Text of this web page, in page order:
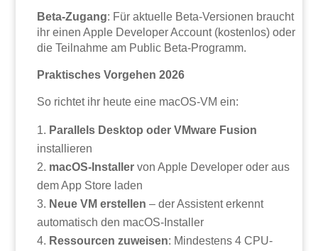
Beta-Zugang: Für aktuelle Beta-Versionen braucht
ihr einen Apple Developer Account (kostenlos) oder
die Teilnahme am Public Beta-Programm.
Praktisches Vorgehen 2026
So richtet ihr heute eine macOS-VM ein:
Parallels Desktop oder VMware Fusion
installieren
macOS-Installer von Apple Developer oder aus
dem App Store laden
Neue VM erstellen – der Assistent erkennt
automatisch den macOS-Installer
Ressourcen zuweisen: Mindestens 4 CPU-